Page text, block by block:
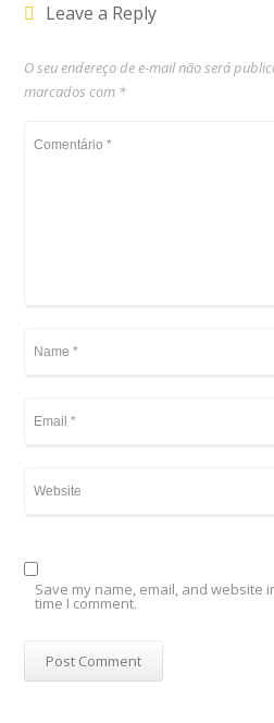
Leave a Reply
O seu endereço de e-mail não será
marcados com *
Save my name, email, and website
time I comment.